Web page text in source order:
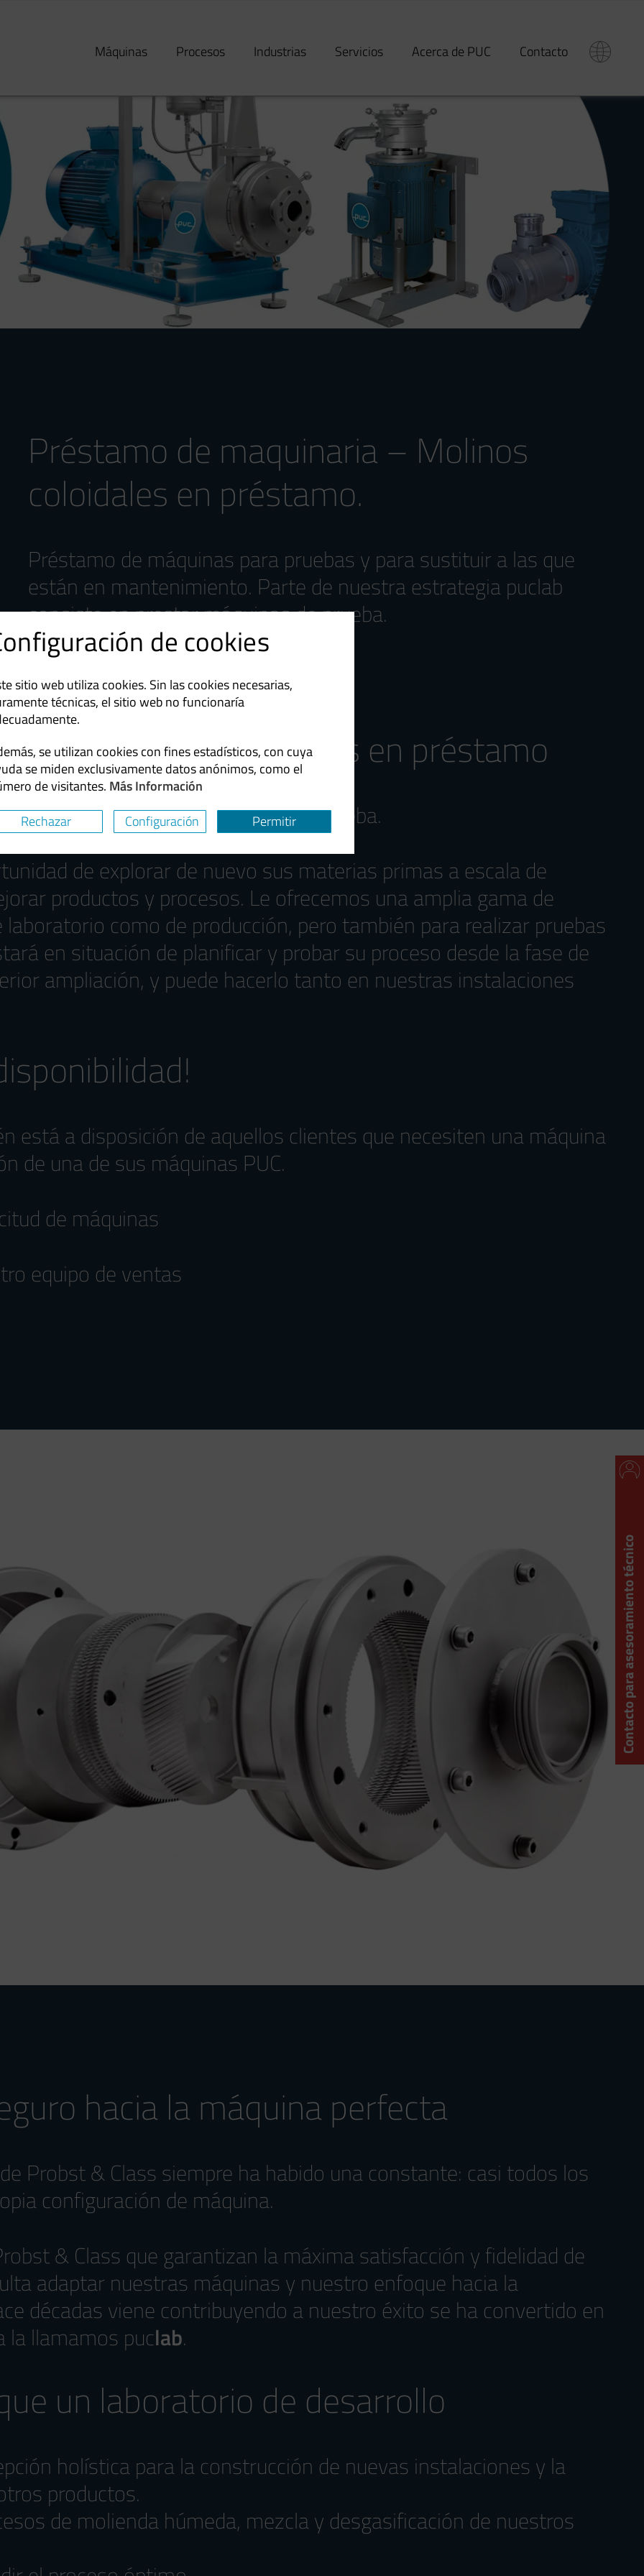
de cookies
sitio web utiliza cookies. Sin las cookies necesarias,
técnicas, el sitio web no funcionaría
se utilizan cookies con fines estadísticos, con cuya
se miden exclusivamente datos anónimos, como el
de visitantes. Más Información
Rechazar
Configuración Permitir
Máquinas Procesos Industrias Servicios Acerca de PUC Contacto
Contacto para asesoramiento técnico
Préstamo de maquinaria – Molinos
coloidales en préstamo.
Préstamo de máquinas para pruebas y para sustituir a las que
están en mantenimiento. Parte de nuestra estrategia puclab
consiste en prestar máquinas de prueba.
– Molinos coloidales en préstamo
consiste en prestar máquinas de prueba.
de explorar de nuevo sus materias primas a escala de
productos y procesos. Le ofrecemos una amplia gama de
como de producción, pero también para realizar pruebas
en situación de planificar y probar su proceso desde la fase de
ampliación, y puede hacerlo tanto en nuestras instalaciones
está a disposición de aquellos clientes que necesiten una máquina
de una de sus máquinas PUC.
de máquinas
equipo de ventas
hacia la máquina perfecta
Probst & Class siempre ha habido una constante: casi todos los
configuración de máquina.
& Class que garantizan la máxima satisfacción y fidelidad de
adaptar nuestras máquinas y nuestro enfoque hacia la
décadas viene contribuyendo a nuestro éxito se ha convertido en
la llamamos puclab.
un laboratorio de desarrollo
holística para la construcción de nuevas instalaciones y la
productos.
de molienda húmeda, mezcla y desgasificación de nuestros